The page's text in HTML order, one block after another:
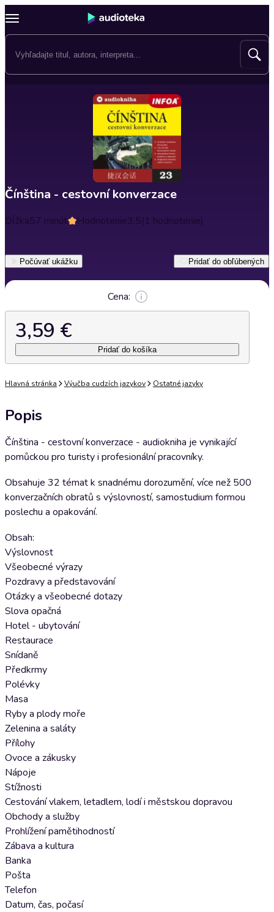
Čínština - cestovní konverzace
Dĺžka57 minút Hodnotenie3.5(1 hodnotenie)
Počúvať ukážku Pridať do obľúbených
Cena:
3,59 €
Pridať do košíka
Hlavná stránka Výučba cudzích jazykov Ostatné jazyky
Popis
Čínština - cestovní konverzace - audiokniha je vynikající
pomůckou pro turisty i profesionální pracovníky.
Obsahuje 32 témat k snadnému dorozumění, více než 500
konverzačních obratů s výslovností, samostudium formou
poslechu a opakování.
Obsah:
Výslovnost
Všeobecné výrazy
Pozdravy a představování
Otázky a všeobecné dotazy
Slova opačná
Hotel - ubytování
Restaurace
Snídaně
Předkrmy
Polévky
Masa
Ryby a plody moře
Zelenina a saláty
Přílohy
Ovoce a zákusky
Nápoje
Stížnosti
Cestování vlakem, letadlem, lodí i městskou dopravou
Obchody a služby
Prohlížení pamětihodností
Zábava a kultura
Banka
Pošta
Telefon
Datum, čas, počasí